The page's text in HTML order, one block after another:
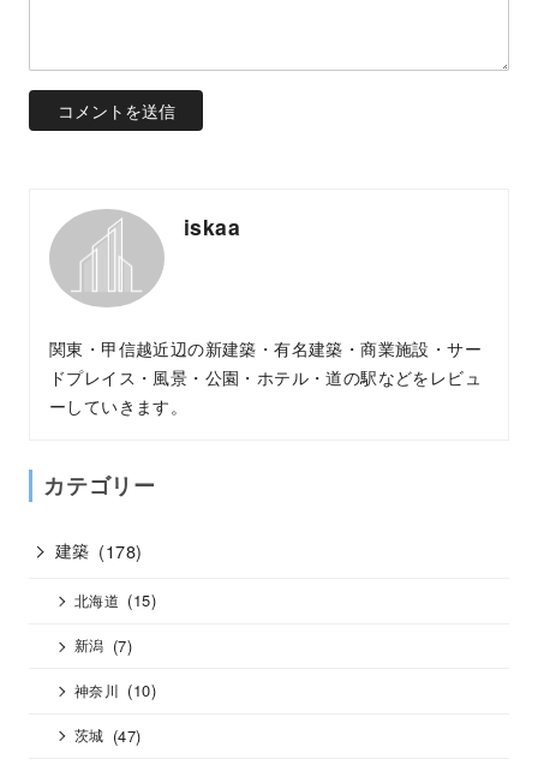
iskaa
関東・甲信越近辺の新建築・有名建築・商業施設・サー
ドプレイス・風景・公園・ホテル・道の駅などをレビュ
ーしていきます。
カテゴリー
建築 (178)
北海道 (15)
新潟 (7)
神奈川 (10)
茨城 (47)